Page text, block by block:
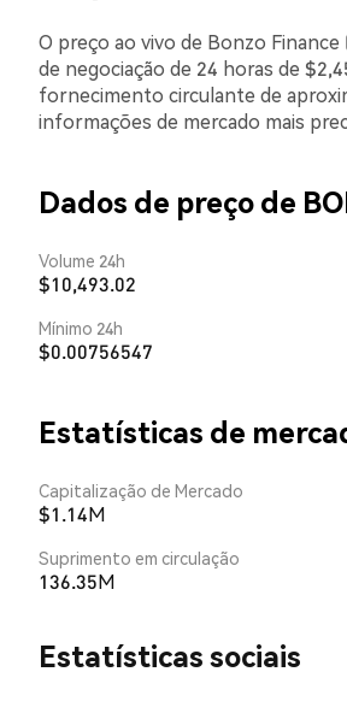
O preço ao vivo de Bonzo
de negociação de 24 horas de
fornecimento circulante de
informações de mercado mais
Dados de preço de
Volume 24h
$10,493.02
Mínimo 24h
$0.00756547
Estatísticas de
Capitalização de Mercado
$1.14M
Suprimento em circulação
136.35M
Estatísticas sociais